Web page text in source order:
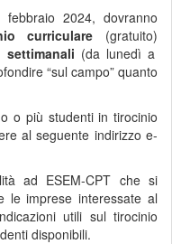
2024, dovranno
curriculare (gratuito)
(da lunedì a
“sul campo” quanto
o più studenti in tirocinio
al seguente indirizzo e-
ad ESEM-CPT che si
le imprese interessate al
utili sul tirocinio
disponibili.